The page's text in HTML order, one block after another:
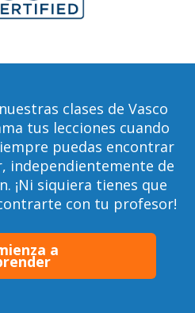
clases de Vasco
tus lecciones cuando
puedas encontrar
independientemente de
¡Ni siquiera tienes que
con tu profesor!
a